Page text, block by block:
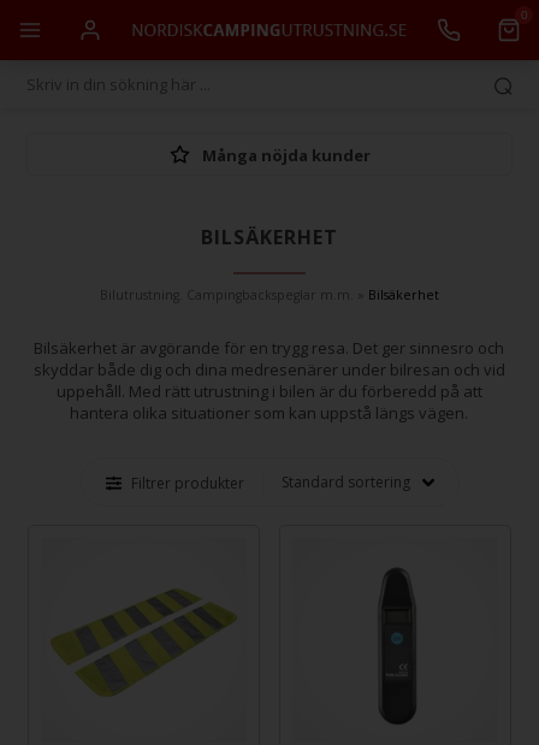
0
Många nöjda kunder
BILSÄKERHET
Bilutrustning. Campingbackspeglar m.m. Bilsäkerhet
Bilsäkerhet är avgörande för en trygg resa. Det ger sinnesro och
skyddar både dig och dina medresenärer under bilresan och vid
uppehåll. Med rätt utrustning i bilen är du förberedd på att
hantera olika situationer som kan uppstå längs vägen.
Filtrer produkter